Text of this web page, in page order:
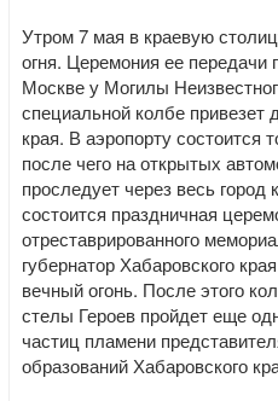
Утром 7 мая в краевую
огня. Церемония ее передачи
Москве у Могилы
специальной колбе привезет
края. В аэропорту состоится
после чего на открытых
проследует через весь
состоится праздничная
отреставрированного
губернатор Хабаровского
вечный огонь. После этого
стелы Героев пройдет еще
частиц пламени
образований Хабаровского